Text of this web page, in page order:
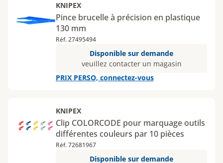
KNIPEX
Pince brucelle à précision en plastique
130 mm
Réf. 27495494
Disponible sur demande
veuillez contacter un magasin
PRIX PERSO, connectez-vous
KNIPEX
Clip COLORCODE pour marquage outils
différentes couleurs par 10 pièces
Réf. 72681967
Disponible sur demande